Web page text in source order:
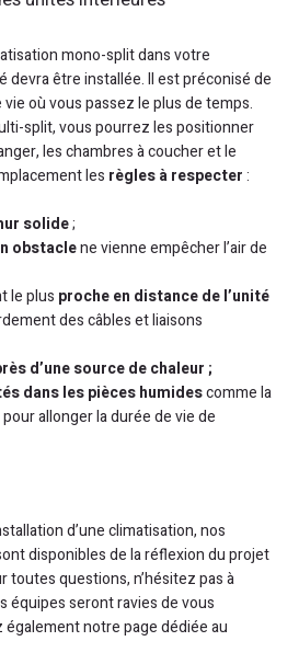
mono-split dans votre
devra être installée. Il est préconisé de
vie où vous passez le plus de temps.
split, vous pourrez les positionner
les chambres à coucher et le
les règles à respecter:
solide;
obstaclene vienne empêcher l’air de
le plus proche en distance de l’unité
des câbles et liaisons
d’une source de chaleur ;
dans les pièces humidescomme la
allonger la durée de vie de
d’une climatisation, nos
disponibles de la réflexion du projet
toutes questions, n’hésitez pas à
équipes seront ravies de vous
notre page dédiée au